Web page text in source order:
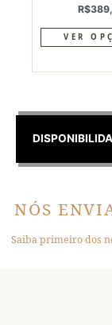
0
de
R$
VER
NÓS
Saiba primeiro dos